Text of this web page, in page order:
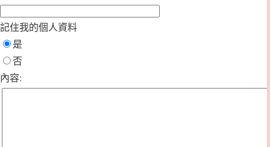
記住我的個人資料
是
否
內容: